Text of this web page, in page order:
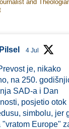
and
4 Jul
je, nikako
na 250.
SAD-a i Dan
posjetio otok
simbolu, jer
"vratom Europe"